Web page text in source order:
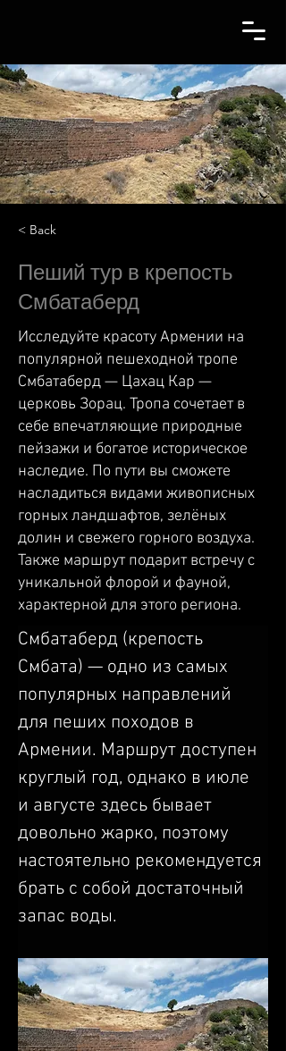
< Back
Пеший тур в крепость
Смбатаберд
Исследуйте красоту Армении на
популярной пешеходной тропе
Смбатаберд — Цахац Кар —
церковь Зорац. Тропа сочетает в
себе впечатляющие природные
пейзажи и богатое историческое
наследие. По пути вы сможете
насладиться видами живописных
горных ландшафтов, зелёных
долин и свежего горного воздуха.
Также маршрут подарит встречу с
уникальной флорой и фауной,
характерной для этого региона.
Смбатаберд (крепость
Смбата) — одно из самых
популярных направлений
для пеших походов в
Армении. Маршрут доступен
круглый год, однако в июле
и августе здесь бывает
довольно жарко, поэтому
настоятельно рекомендуется
брать с собой достаточный
запас воды.